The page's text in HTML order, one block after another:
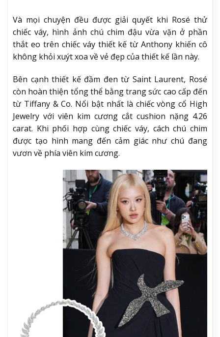
Và mọi chuyện đều được giải quyết khi Rosé thử
chiếc váy, hình ảnh chú chim đậu vừa vặn ở phần
thắt eo trên chiếc váy thiết kế từ Anthony khiến cô
không khỏi xuýt xoa về vẻ đẹp của thiết kế lần này.
Bên cạnh thiết kế đầm đen từ Saint Laurent, Rosé
còn hoàn thiện tổng thể bằng trang sức cao cấp đến
từ Tiffany & Co. Nổi bật nhất là chiếc vòng cổ High
Jewelry với viên kim cương cắt cushion nặng 4.26
carat. Khi phối hợp cùng chiếc váy, cách chú chim
được tạo hình mang đến cảm giác như chú đang
vươn về phía viên kim cương.